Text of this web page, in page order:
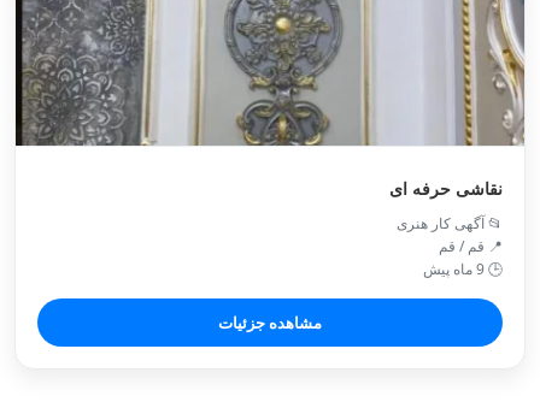
نقاشی حرفه ای
📂 آگهی کار هنری
📍 قم / قم
🕒 9 ماه پیش
مشاهده جزئیات